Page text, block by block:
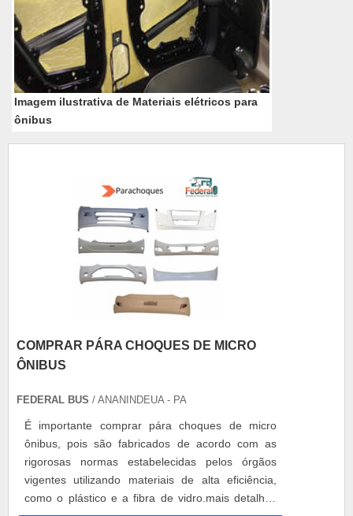
Imagem ilustrativa de Materiais elétricos para
ônibus
COMPRAR PÁRA CHOQUES DE MICRO
ÔNIBUS
FEDERAL BUS / ANANINDEUA - PA
É importante comprar pára choques de micro
ônibus, pois são fabricados de acordo com as
rigorosas normas estabelecidas pelos órgãos
vigentes utilizando materiais de alta eficiência,
como o plástico e a fibra de vidro.mais detalhes